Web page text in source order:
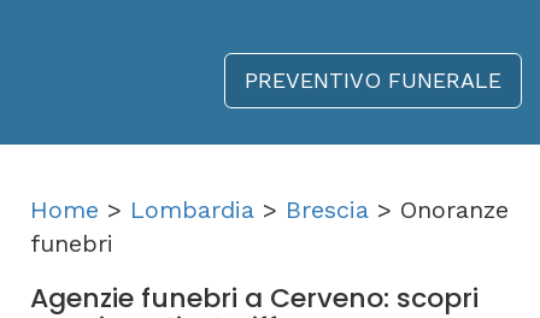
PREVENTIVO FUNERALE
Home > Lombardia > Brescia > Onoranze
funebri
Agenzie funebri a Cerveno: scopri